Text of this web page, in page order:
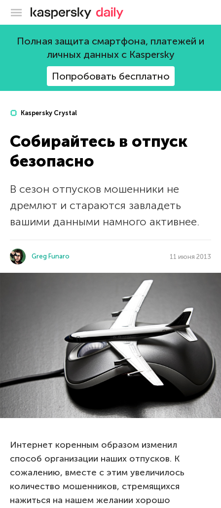
Блог Касперского
Полная защита смартфона, платежей и
личных данных с Kaspersky
Попробовать бесплатно
Kaspersky Crystal
Собирайтесь в отпуск
безопасно
В сезон отпусков мошенники не
дремлют и стараются завладеть
вашими данными намного активнее.
Greg Funaro 11 июня 2013
Интернет коренным образом изменил
способ организации наших отпусков. К
сожалению, вместе с этим увеличилось
количество мошенников, стремящихся
нажиться на нашем желании хорошо